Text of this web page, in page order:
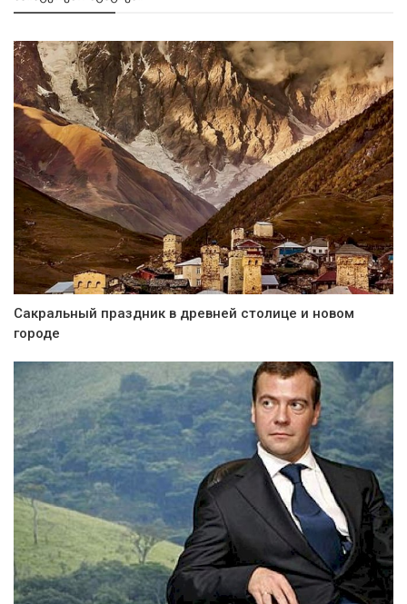
Сакральный праздник в древней столице и новом
городе